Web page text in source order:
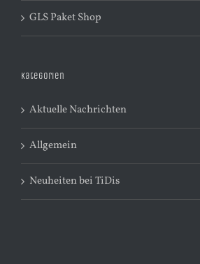
GLS Paket Shop
Kategorien
Aktuelle Nachrichten
Allgemein
Neuheiten bei TiDis